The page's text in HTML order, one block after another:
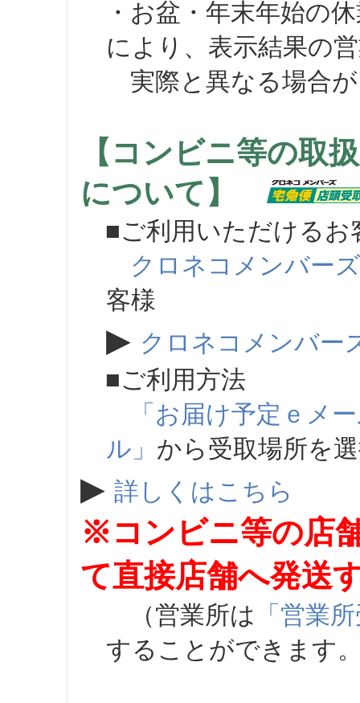
・お盆・年末年始の
により、表示結果の
実際と異なる場合が
【コンビニ等の取
について】
■ご利用いただけるお
クロネコメンバーズ
客様
▶ クロネコメンバー
■ご利用方法
「お届け予定ｅメ
ル」 から受取場所を
▶ 詳しくはこちら
※コンビニ等の店
て直接店舗へ発送
（営業所は 「営業
することができます